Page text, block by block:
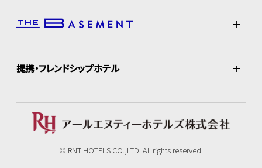
提携・フレンドシップホテル
© RNT HOTELS CO.,LTD. All rights reserved.